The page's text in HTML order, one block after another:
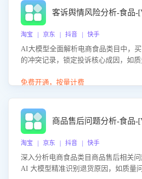
客诉舆情风险分析-食品-
淘宝 | 京东 | 抖音 | 快手
AI大模型全面解析电商食品类目中，
的冲突记录，锁定投诉核心成因，如
置差评防控，提升客户满意度。
免费开通，按量计费
商品售后问题分析-食品-
淘宝 | 京东 | 抖音 | 快手
深入分析电商食品类目商品售后相关
AI 大模型精准识别退货原因，如质量